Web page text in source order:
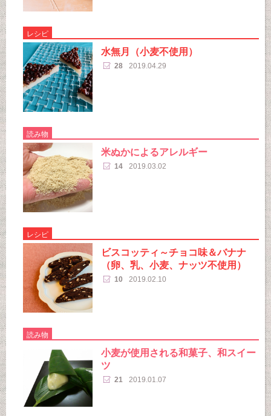
レシピ
水無月（小麦不使用）
28 2019.04.29
読み物
米ぬかによるアレルギー
14 2019.03.02
レシピ
ビスコッティ～チョコ味＆バナナ
（卵、乳、小麦、ナッツ不使用）
10 2019.02.10
読み物
小麦が使用される和菓子、和スイー
ツ
21 2019.01.07